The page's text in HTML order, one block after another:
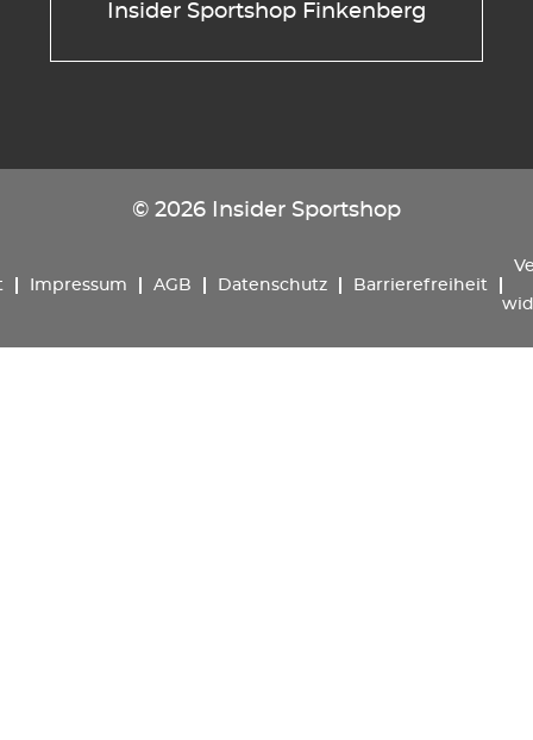
Insider Sportshop Finkenberg
© 2026 Insider Sportshop
Impressum AGB Datenschutz Barrierefreiheit